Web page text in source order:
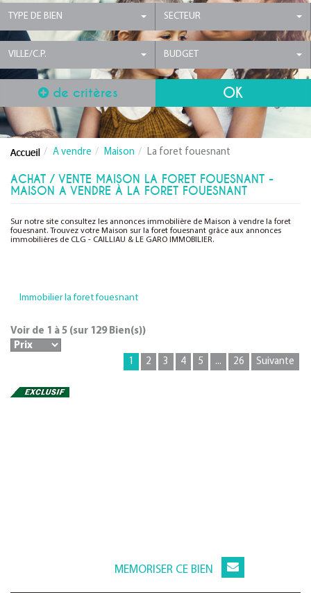
TYPE DE BIEN SECTEUR
VILLE/C.P. BUDGET
de critères
A vendre Maison La foret fouesnant
ACHAT / VENTE MAISON LA FORET FOUESNANT -
MAISON A VENDRE À LA FORET FOUESNANT
Sur notre site consultez les annonces immobilière de Maison à vendre la foret
fouesnant. Trouvez votre Maison sur la foret fouesnant grâce aux annonces
immobilières de CLG - CAILLIAU & LE GARO IMMOBILIER.
Immobilier la foret fouesnant
Voir de 1 à 5 (sur 129Bien(s))
1 2 3 4 5 ... 26 Suivante
MEMORISER CE BIEN